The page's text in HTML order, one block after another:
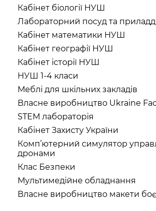
Кабінет біології НУШ
Лабораторний посуд та
Кабінет математики НУШ
Кабінет географії НУШ
Кабінет історії НУШ
НУШ 1-4 класи
Меблі для шкільних закладів
Власне виробництво Ukraine
STEM лабораторія
Кабінет Захисту України
Комп’ютерний симулятор
дронами
Клас Безпеки
Мультимедійне обладнання
Власне виробництво макети